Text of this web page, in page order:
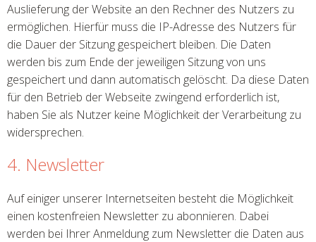
Auslieferung der Website an den Rechner des Nutzers zu
ermöglichen. Hierfür muss die IP­-Adresse des Nutzers für
die Dauer der Sitzung gespeichert bleiben. Die Daten
werden bis zum Ende der jeweiligen Sitzung von uns
gespeichert und dann automatisch gelöscht. Da diese Daten
für den Betrieb der Webseite zwingend erforderlich ist,
haben Sie als Nutzer keine Möglichkeit der Verarbeitung zu
widersprechen.
4. Newsletter
Auf einiger unserer Internetseiten besteht die Möglichkeit
einen kostenfreien Newsletter zu abonnieren. Dabei
werden bei Ihrer Anmeldung zum Newsletter die Daten aus